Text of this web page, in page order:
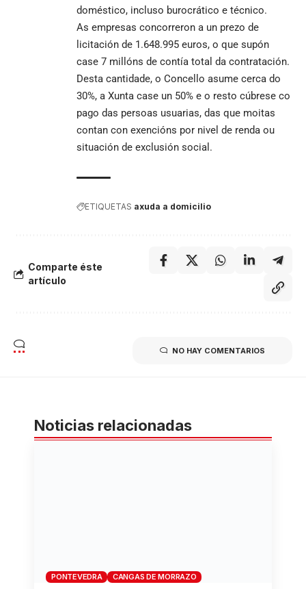
doméstico, incluso burocrático e técnico.
As empresas concorreron a un prezo de
licitación de 1.648.995 euros, o que supón
case 7 millóns de contía total da contratación.
Desta cantidade, o Concello asume cerca do
30%, a Xunta case un 50% e o resto cúbrese co
pago das persoas usuarias, das que moitas
contan con exencións por nivel de renda ou
situación de exclusión social.
ETIQUETAS axuda a domicilio
Comparte éste
artículo
NO HAY COMENTARIOS
Noticias relacionadas
PONTEVEDRA CANGAS DE MORRAZO